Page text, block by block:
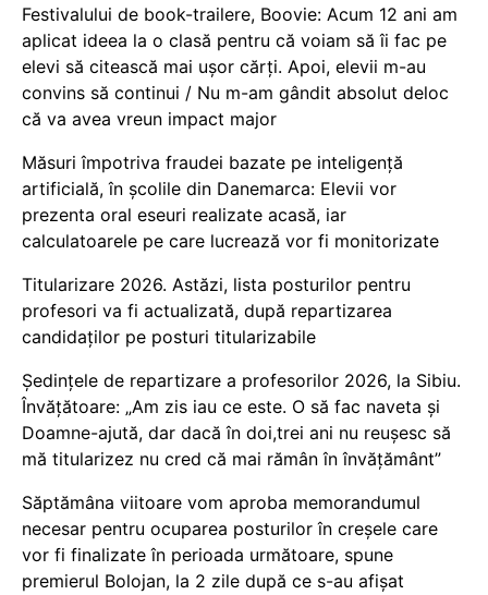
Festivalului de book-trailere, Boovie: Acum 12 ani am
aplicat ideea la o clasă pentru că voiam să îi fac pe
elevi să citească mai ușor cărți. Apoi, elevii m-au
convins să continui / Nu m-am gândit absolut deloc
că va avea vreun impact major
Măsuri împotriva fraudei bazate pe inteligență
artificială, în școlile din Danemarca: Elevii vor
prezenta oral eseuri realizate acasă, iar
calculatoarele pe care lucrează vor fi monitorizate
Titularizare 2026. Astăzi, lista posturilor pentru
profesori va fi actualizată, după repartizarea
candidaților pe posturi titularizabile
Ședințele de repartizare a profesorilor 2026, la Sibiu.
Învățătoare: „Am zis iau ce este. O să fac naveta și
Doamne-ajută, dar dacă în doi,trei ani nu reușesc să
mă titularizez nu cred că mai rămân în învățământ”
Săptămâna viitoare vom aproba memorandumul
necesar pentru ocuparea posturilor în creșele care
vor fi finalizate în perioada următoare, spune
premierul Bolojan, la 2 zile după ce s-au afișat